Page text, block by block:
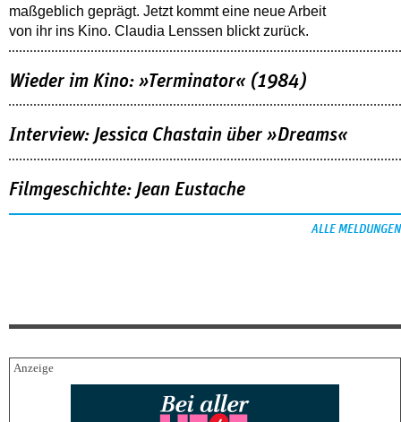
maßgeblich geprägt. Jetzt kommt eine neue Arbeit
von ihr ins Kino. Claudia Lenssen blickt zurück.
Wieder im Kino: »Terminator« (1984)
Interview: Jessica Chastain über »Dreams«
Filmgeschichte: Jean Eustache
ALLE MELDUNGEN